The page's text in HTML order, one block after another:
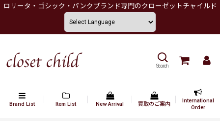
ロリータ・ゴシック・パンクブランド専門のクローゼットチャイルド
Search
Brand List Item List New Arrival 買取のご案内
International
Order